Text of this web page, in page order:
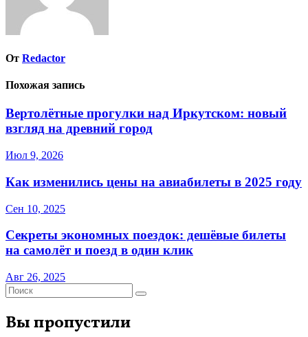
От Redactor
Похожая запись
Вертолётные прогулки над Иркутском: новый
взгляд на древний город
Июл 9, 2026
Как изменились цены на авиабилеты в 2025 году
Сен 10, 2025
Секреты экономных поездок: дешёвые билеты
на самолёт и поезд в один клик
Авг 26, 2025
Вы пропустили